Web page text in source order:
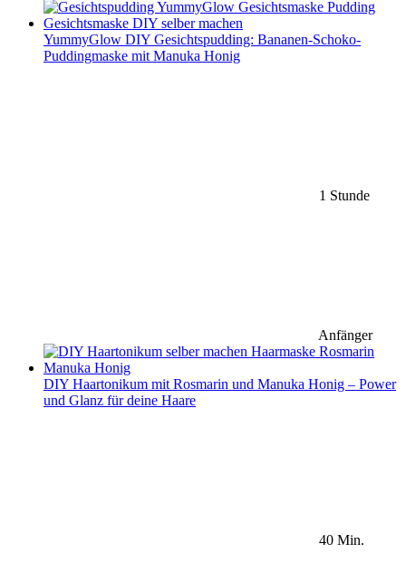
YummyGlow DIY Gesichtspudding: Bananen-Schoko-
Puddingmaske mit Manuka Honig
1 Stunde
Anfänger
DIY Haartonikum mit Rosmarin und Manuka Honig – Power
und Glanz für deine Haare
40 Min.